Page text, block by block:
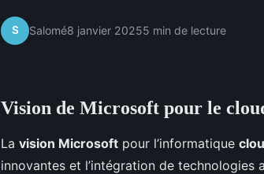
S Salomé8 janvier 20255 min de lecture
Vision de Microsoft pour le
La vision Microsoft pour l’informatique
innovantes et l’intégration de technologies